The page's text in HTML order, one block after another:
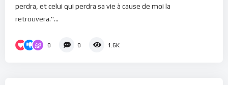
perdra, et celui qui perdra sa vie à cause de moi la
retrouvera."...
0 0 1.6K